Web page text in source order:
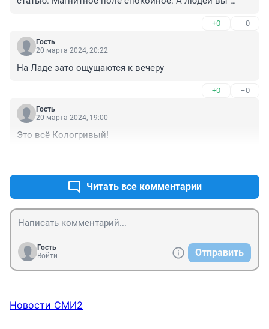
+0 –0
Гость
20 марта 2024, 20:22
На Ладе зато ощущаются к вечеру
+0 –0
Гость
20 марта 2024, 19:00
Это всё Кологривый!
Читать все комментарии
Гость
Войти
Отправить
Новости СМИ2